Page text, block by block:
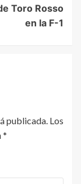
Toro Rosso
en la F-1
publicada. Los
*